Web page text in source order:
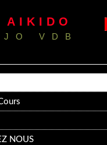
AIKIDO
VDB
NOUS